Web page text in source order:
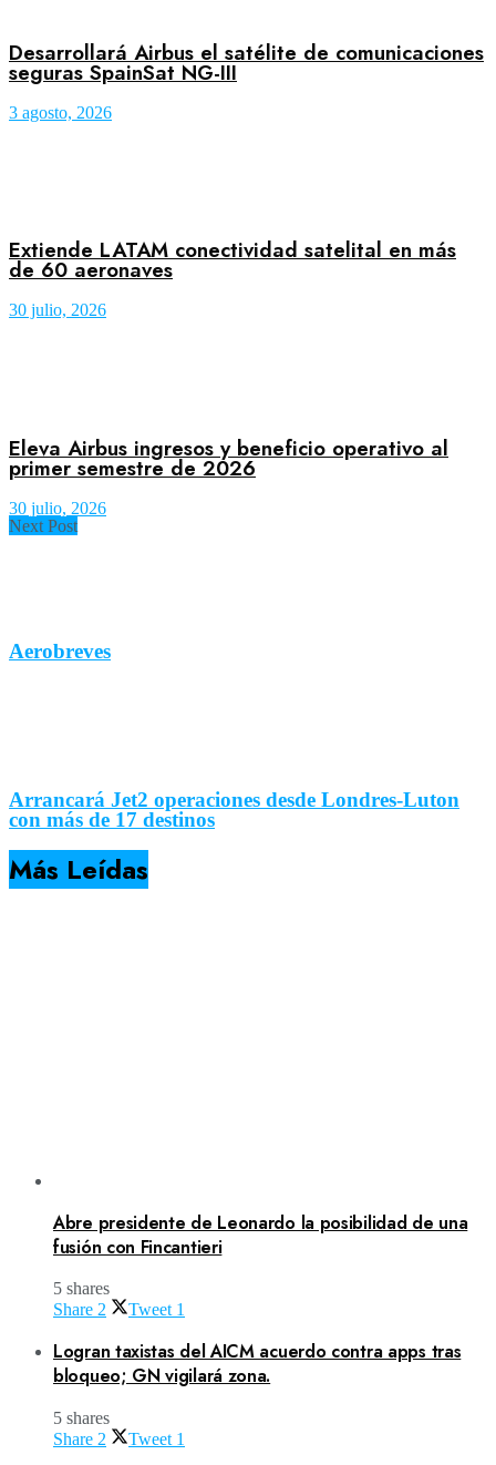
Desarrollará Airbus el satélite de comunicaciones
seguras SpainSat NG-III
3 agosto, 2026
Extiende LATAM conectividad satelital en más
de 60 aeronaves
30 julio, 2026
Eleva Airbus ingresos y beneficio operativo al
primer semestre de 2026
30 julio, 2026
Next Post
Aerobreves
Arrancará Jet2 operaciones desde Londres-Luton
con más de 17 destinos
Más Leídas
Abre presidente de Leonardo la posibilidad de una
fusión con Fincantieri
5 shares
Share 2 Tweet 1
Logran taxistas del AICM acuerdo contra apps tras
bloqueo; GN vigilará zona.
5 shares
Share 2 Tweet 1